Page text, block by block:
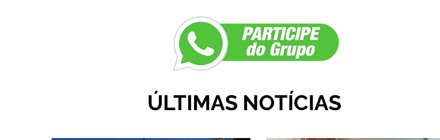
região
ÚLTIMAS NOTÍCIAS